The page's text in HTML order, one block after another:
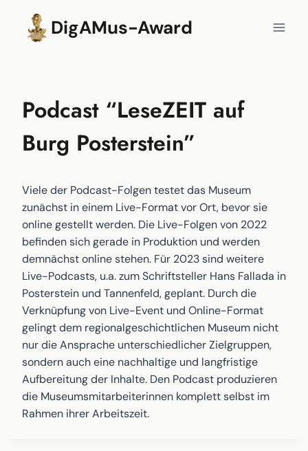
springen
DigAMus-Award
Podcast “LeseZEIT auf
Burg Posterstein”
Viele der Podcast-Folgen testet das Museum
zunächst in einem Live-Format vor Ort, bevor sie
online gestellt werden. Die Live-Folgen von 2022
befinden sich gerade in Produktion und werden
demnächst online stehen. Für 2023 sind weitere
Live-Podcasts, u.a. zum Schriftsteller Hans Fallada in
Posterstein und Tannenfeld, geplant. Durch die
Verknüpfung von Live-Event und Online-Format
gelingt dem regionalgeschichtlichen Museum nicht
nur die Ansprache unterschiedlicher Zielgruppen,
sondern auch eine nachhaltige und langfristige
Aufbereitung der Inhalte. Den Podcast produzieren
die Museumsmitarbeiterinnen komplett selbst im
Rahmen ihrer Arbeitszeit.